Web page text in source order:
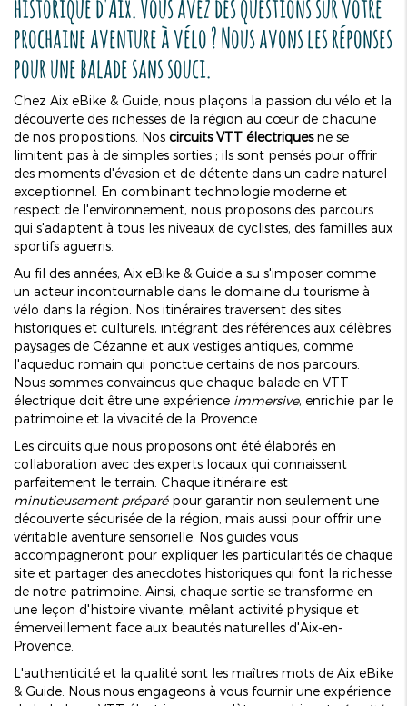
historique d'Aix. Vous avez des questions sur votre
prochaine aventure à vélo ? Nous avons les réponses
pour une balade sans souci.
Chez Aix eBike & Guide, nous plaçons la passion du vélo et la
découverte des richesses de la région au cœur de chacune
de nos propositions. Nos circuits VTT électriquesne se
limitent pas à de simples sorties ; ils sont pensés pour offrir
des moments d'évasion et de détente dans un cadre naturel
exceptionnel. En combinant technologie moderne et
respect de l'environnement, nous proposons des parcours
qui s'adaptent à tous les niveaux de cyclistes, des familles aux
sportifs aguerris.
Au fil des années, Aix eBike & Guide a su s'imposer comme
un acteur incontournable dans le domaine du tourisme à
vélo dans la région. Nos itinéraires traversent des sites
historiques et culturels, intégrant des références aux célèbres
paysages de Cézanne et aux vestiges antiques, comme
l'aqueduc romain qui ponctue certains de nos parcours.
Nous sommes convaincus que chaque balade en VTT
électrique doit être une expérience immersive, enrichie par le
patrimoine et la vivacité de la Provence.
Les circuits que nous proposons ont été élaborés en
collaboration avec des experts locaux qui connaissent
parfaitement le terrain. Chaque itinéraire est
minutieusement préparépour garantir non seulement une
découverte sécurisée de la région, mais aussi pour offrir une
véritable aventure sensorielle. Nos guides vous
accompagneront pour expliquer les particularités de chaque
site et partager des anecdotes historiques qui font la richesse
de notre patrimoine. Ainsi, chaque sortie se transforme en
une leçon d'histoire vivante, mêlant activité physique et
émerveillement face aux beautés naturelles d'Aix-en-
Provence.
L'authenticité et la qualité sont les maîtres mots de Aix eBike
& Guide. Nous nous engageons à vous fournir une expérience